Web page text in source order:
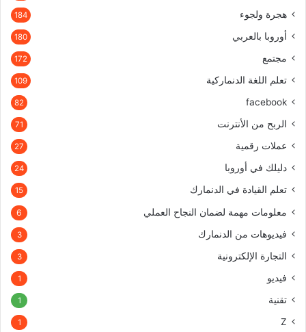
هجرة ولجوء 184
أوروبا بالعربي 180
مجتمع 172
تعلم اللغة الدنماركية 109
facebook
82
الربح من الأنترنت 71
عملات رقمية 27
دليلك في أوروبا 24
تعلم القيادة في الدنمارك 15
معلومات مهمة لضمان النجاح العملي 6
فيديوهات من الدنمارك 3
التجارة الإلكترونية 3
فيديو 1
تقنية 1
Z
1